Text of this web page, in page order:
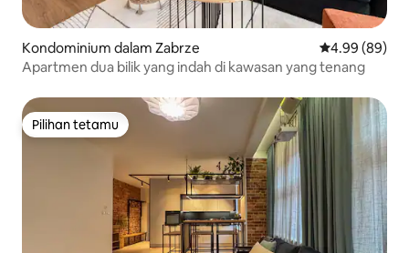
Kondominium dalam Zabrze Penarafan
4.99 (89)
Apartmen dua bilik yang indah di kawasan yang tenang
Pilihan tetamu
Pilihan tetamu